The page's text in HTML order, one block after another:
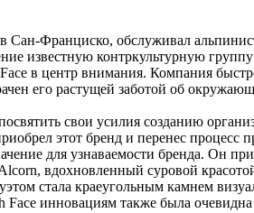
Франциско, обслуживал
известную контркультурную
в центр внимания. Компания
его растущей заботой об
свои усилия созданию
этот бренд и перенес
для узнаваемости бренда. Он
вдохновленный суровой
стала краеугольным камнем
инновациям также была очевидна